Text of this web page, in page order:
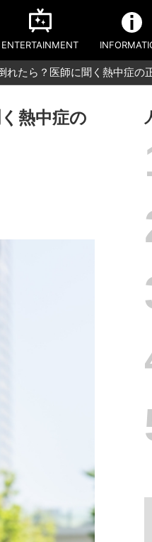
ENTERTAINMENT
れたら？医師に聞く熱中症の
熱中症の